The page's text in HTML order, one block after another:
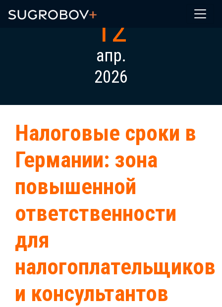
12
апр.
2026
Налоговые сроки в
Германии: зона
повышенной
ответственности
для
налогоплательщиков
и консультантов